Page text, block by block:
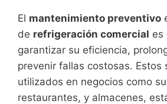
El mantenimiento preventivo
de refrigeración comercial es
garantizar su eficiencia,
prevenir fallas costosas. Estos
utilizados en negocios como
restaurantes, y almacenes,